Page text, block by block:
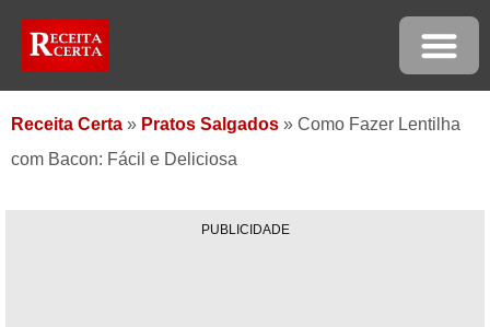
Receita Certa » Pratos Salgados » Como Fazer Lentilha
com Bacon: Fácil e Deliciosa
PUBLICIDADE